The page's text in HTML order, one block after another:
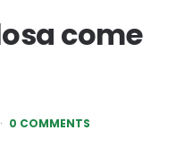
come
0 COMMENTS